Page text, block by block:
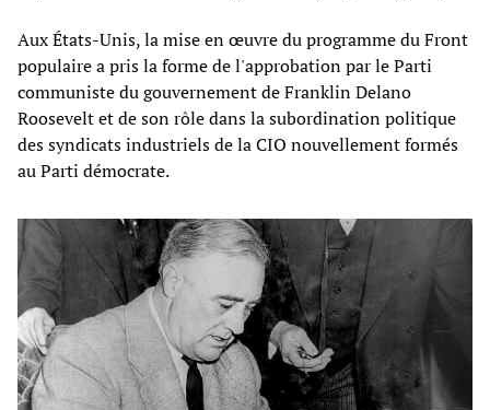
Aux États-Unis, la mise en œuvre du programme du Front
populaire a pris la forme de l'approbation par le Parti
communiste du gouvernement de Franklin Delano
Roosevelt et de son rôle dans la subordination politique
des syndicats industriels de la CIO nouvellement formés
au Parti démocrate.